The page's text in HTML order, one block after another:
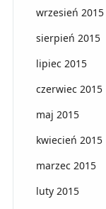
wrzesień 2015
sierpień 2015
lipiec 2015
czerwiec 2015
maj 2015
kwiecień 2015
marzec 2015
luty 2015